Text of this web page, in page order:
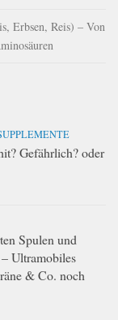
Erbsen, Reis) – Von
Gefährlich? oder
Spulen und
Ultramobiles
& Co. noch